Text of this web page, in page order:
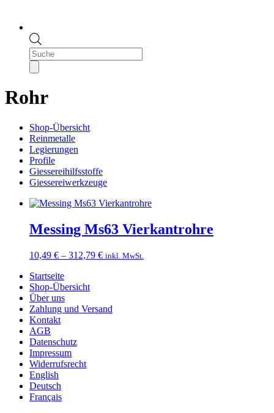
Products
search
Rohr
Shop-Übersicht
Reinmetalle
Legierungen
Profile
Giessereihilfsstoffe
Giessereiwerkzeuge
Messing Ms63 Vierkantrohre
10,49 € – 312,79 €Preisspanne:
inkl. MwSt.
Startseite
Shop-Übersicht
Über uns
Zahlung und Versand
Kontakt
AGB
Datenschutz
Impressum
Widerrufsrecht
English
Deutsch
Français